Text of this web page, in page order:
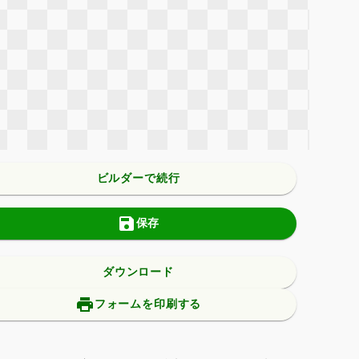
ビルダーで続行
save保存
ダウンロード
print_add
フォームを印刷する